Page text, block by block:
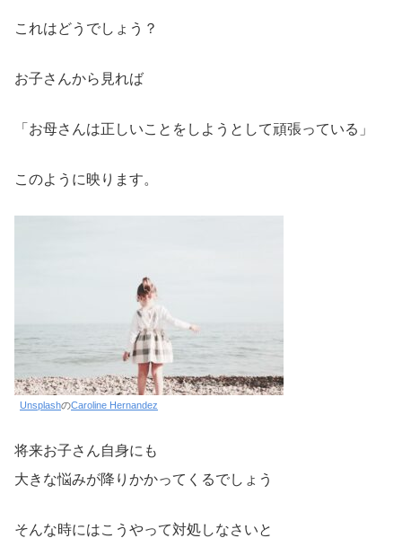
これはどうでしょう？
お子さんから見れば
「お母さんは正しいことをしようとして頑張っている」
このように映ります。
UnsplashのCaroline Hernandez
将来お子さん自身にも
大きな悩みが降りかかってくるでしょう
そんな時にはこうやって対処しなさいと